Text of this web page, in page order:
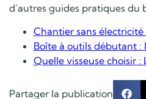
d’autres guides pratiques du
Chantier sans électricité
Boîte à outils débutant :
Quelle visseuse choisir
Partager la publication